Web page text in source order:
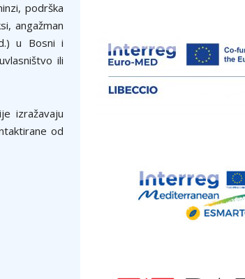
podrška
angažman
u Bosni i
ili
izražavaju
od